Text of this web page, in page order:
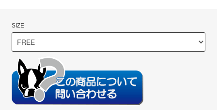
SIZE